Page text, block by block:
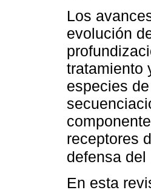
Los
evolución
tratamiento
especies
receptores
defensa del
En esta